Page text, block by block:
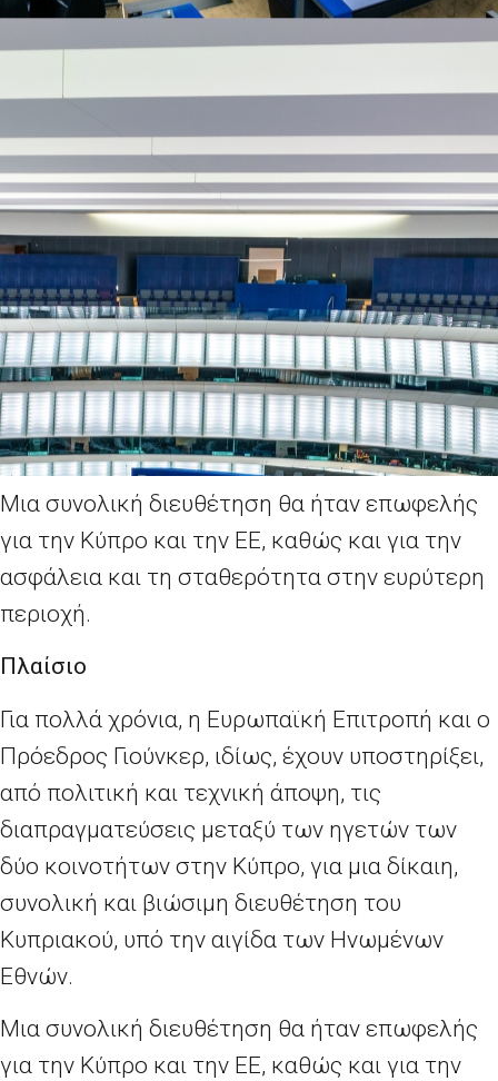
Μια συνολική διευθέτηση θα ήταν επωφελής
για την Κύπρο και την ΕΕ, καθώς και για την
ασφάλεια και τη σταθερότητα στην ευρύτερη
περιοχή.
Πλαίσιο
Για πολλά χρόνια, η Ευρωπαϊκή Επιτροπή και ο
Πρόεδρος Γιούνκερ, ιδίως, έχουν υποστηρίξει,
από πολιτική και τεχνική άποψη, τις
διαπραγματεύσεις μεταξύ των ηγετών των
δύο κοινοτήτων στην Κύπρο, για μια δίκαιη,
συνολική και βιώσιμη διευθέτηση του
Κυπριακού, υπό την αιγίδα των Ηνωμένων
Εθνών.
Μια συνολική διευθέτηση θα ήταν επωφελής
για την Κύπρο και την ΕΕ, καθώς και για την